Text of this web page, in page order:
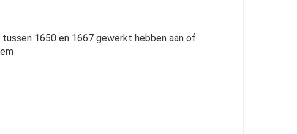
tussen 1650 en 1667 gewerkt hebben aan of